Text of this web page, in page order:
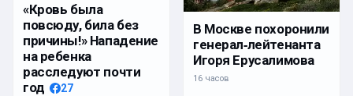
«Кровь была
повсюду, била без
причины!» Нападение
на ребенка
расследуют почти
год
27
В Москве похоронили
генерал‑лейтенанта
Игоря Ерусалимова
16 часов